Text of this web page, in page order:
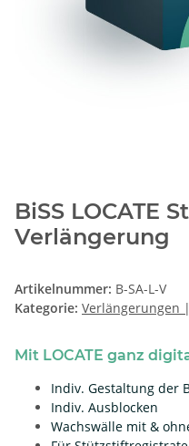
BiSS LOCATE
Verlängerung
Artikelnummer: B-SA-L-V
Kategorie: Verlängerungen
Mit LOCATE ganz
Indiv. Gestaltung der
Indiv. Ausblocken
Wachswälle mit &